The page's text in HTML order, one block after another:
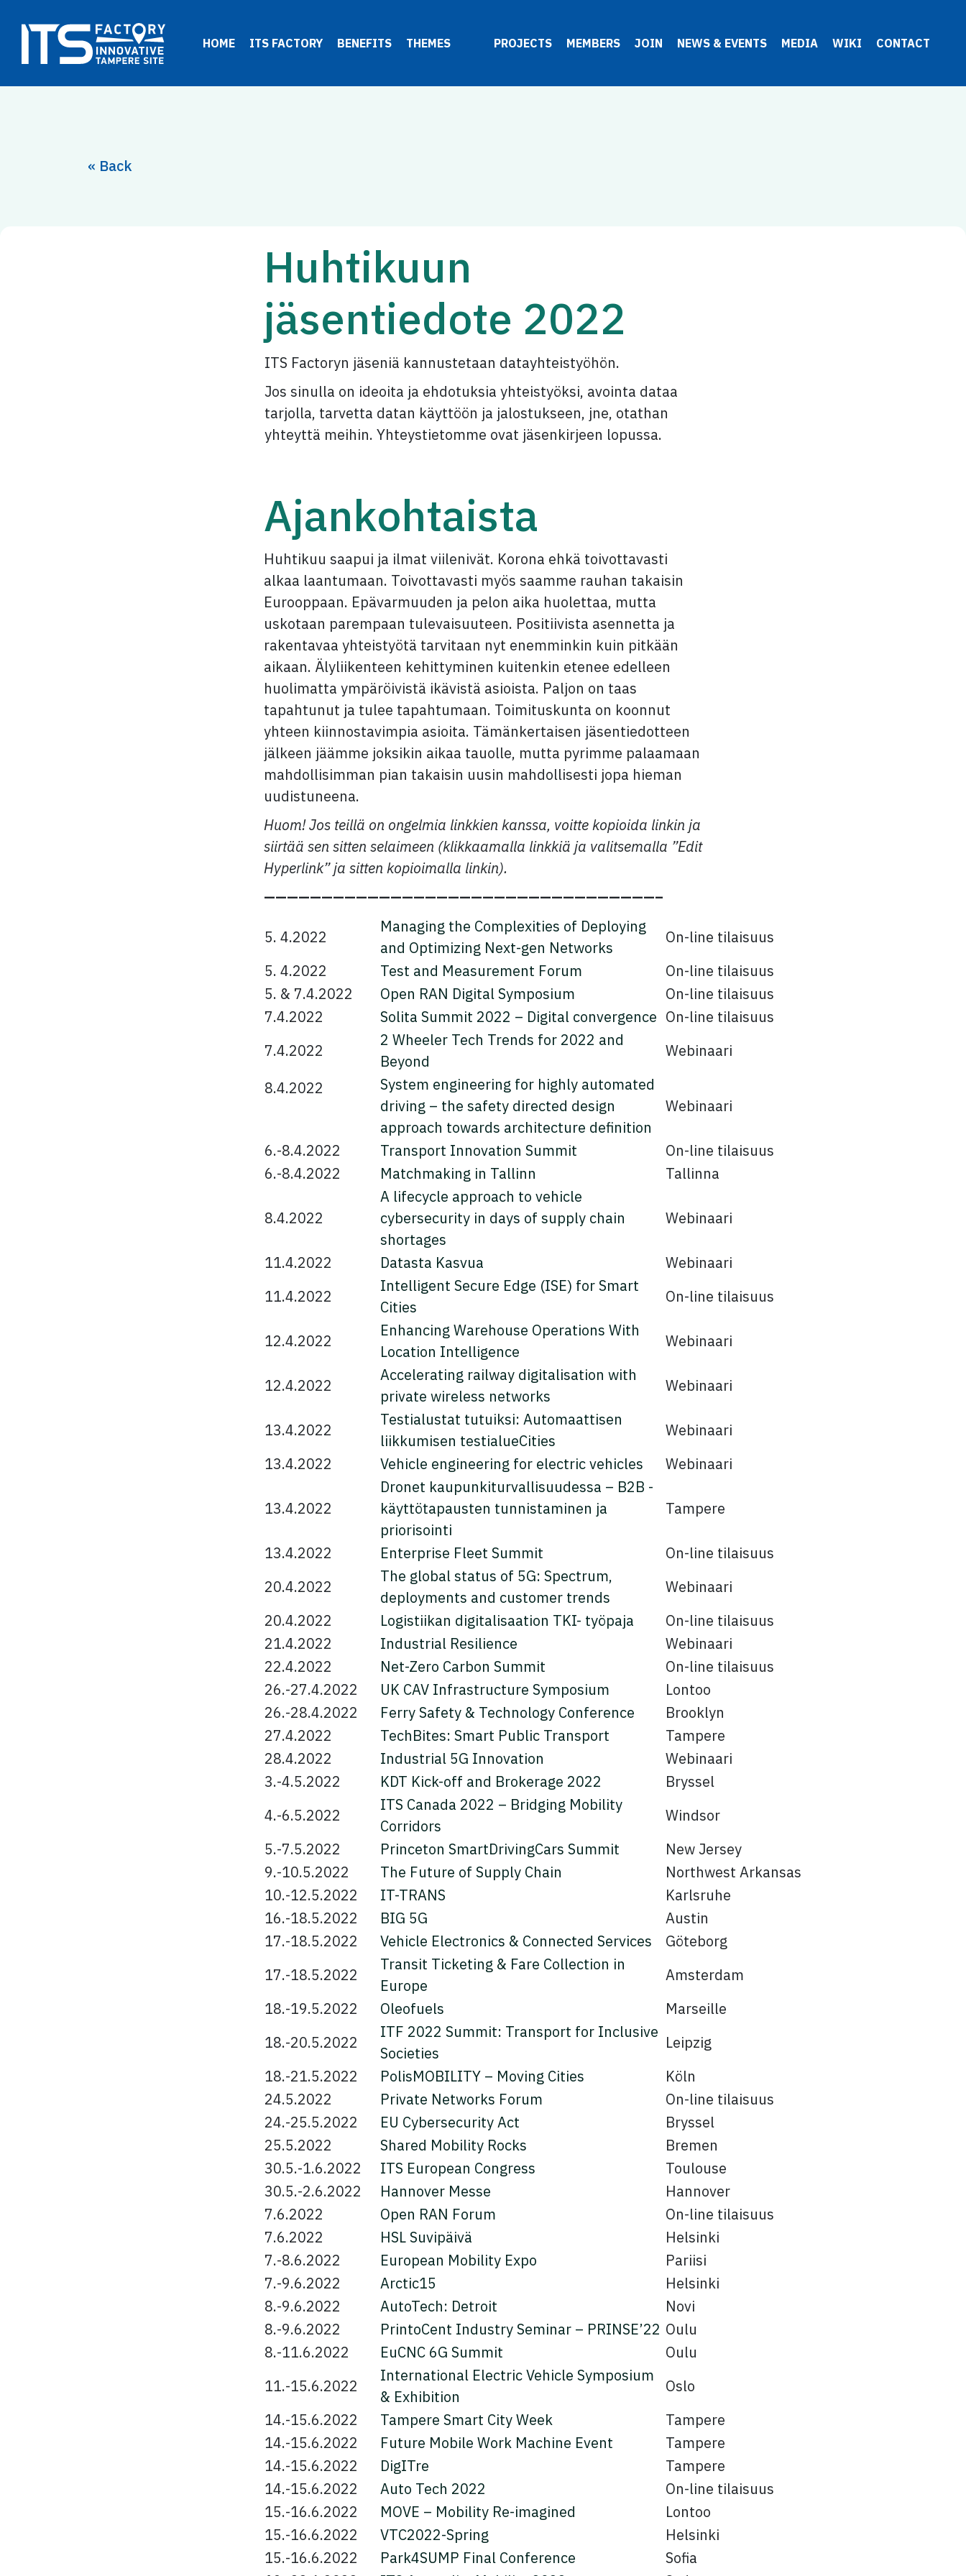
sisältöön
HOME ITS FACTORY BENEFITS THEMES PROJECTS MEMBERS JOIN NEWS & EVENTS MEDIA WIKI CONTACT
« Back
Huhtikuun
jäsentiedote 2022
ITS Factoryn jäseniä kannustetaan datayhteistyöhön.
Jos sinulla on ideoita ja ehdotuksia yhteistyöksi, avointa dataa
tarjolla, tarvetta datan käyttöön ja jalostukseen, jne, otathan
yhteyttä meihin. Yhteystietomme ovat jäsenkirjeen lopussa.
Ajankohtaista
Huhtikuu saapui ja ilmat viilenivät. Korona ehkä toivottavasti
alkaa laantumaan. Toivottavasti myös saamme rauhan takaisin
Eurooppaan. Epävarmuuden ja pelon aika huolettaa, mutta
uskotaan parempaan tulevaisuuteen. Positiivista asennetta ja
rakentavaa yhteistyötä tarvitaan nyt enemminkin kuin pitkään
aikaan. Älyliikenteen kehittyminen kuitenkin etenee edelleen
huolimatta ympäröivistä ikävistä asioista. Paljon on taas
tapahtunut ja tulee tapahtumaan. Toimituskunta on koonnut
yhteen kiinnostavimpia asioita. Tämänkertaisen jäsentiedotteen
jälkeen jäämme joksikin aikaa tauolle, mutta pyrimme palaamaan
mahdollisimman pian takaisin uusin mahdollisesti jopa hieman
uudistuneena.
Huom! Jos teillä on ongelmia linkkien kanssa, voitte kopioida linkin ja
siirtää sen sitten selaimeen (klikkaamalla linkkiä ja valitsemalla ”Edit
Hyperlink” ja sitten kopioimalla linkin).
——————————————————————————————————–
5. 4.2022
Managing the Complexities of Deploying
and Optimizing Next-gen Networks
On-line tilaisuus
5. 4.2022
Test and Measurement Forum
On-line tilaisuus
5. & 7.4.2022
Open RAN Digital Symposium
On-line tilaisuus
7.4.2022
Solita Summit 2022 – Digital convergence On-line tilaisuus
7.4.2022
2 Wheeler Tech Trends for 2022 and
Beyond
Webinaari
8.4.2022
System engineering for highly automated
driving – the safety directed design
approach towards architecture definition
Webinaari
6.-8.4.2022 Transport Innovation Summit
On-line tilaisuus
6.-8.4.2022
Matchmaking in Tallinn Tallinna
8.4.2022
A lifecycle approach to vehicle
cybersecurity in days of supply chain
shortages
Webinaari
11.4.2022 Datasta Kasvua
Webinaari
11.4.2022
Intelligent Secure Edge (ISE) for Smart
Cities
On-line tilaisuus
12.4.2022
Enhancing Warehouse Operations With
Location Intelligence
Webinaari
12.4.2022
Accelerating railway digitalisation with
private wireless networks
Webinaari
13.4.2022
Testialustat tutuiksi: Automaattisen
liikkumisen testialueCities
Webinaari
13.4.2022
Vehicle engineering for electric vehicles Webinaari
13.4.2022
Dronet kaupunkiturvallisuudessa – B2B -
käyttötapausten tunnistaminen ja
priorisointi
Tampere
13.4.2022 Enterprise Fleet Summit
On-line tilaisuus
20.4.2022
The global status of 5G: Spectrum,
deployments and customer trends
Webinaari
20.4.2022
Logistiikan digitalisaation TKI- työpaja
On-line tilaisuus
21.4.2022
Industrial Resilience
Webinaari
22.4.2022
Net-Zero Carbon Summit
On-line tilaisuus
26.-27.4.2022
UK CAV Infrastructure Symposium
Lontoo
26.-28.4.2022
Ferry Safety & Technology Conference
Brooklyn
27.4.2022
TechBites: Smart Public Transport
Tampere
28.4.2022
Industrial 5G Innovation
Webinaari
3.-4.5.2022
KDT Kick-off and Brokerage 2022
Bryssel
4.-6.5.2022
ITS Canada 2022 – Bridging Mobility
Corridors
Windsor
5.-7.5.2022
Princeton SmartDrivingCars Summit
New Jersey
9.-10.5.2022
The Future of Supply Chain
Northwest Arkansas
10.-12.5.2022
IT-TRANS
Karlsruhe
16.-18.5.2022
BIG 5G
Austin
17.-18.5.2022
Vehicle Electronics & Connected Services
Göteborg
17.-18.5.2022
Transit Ticketing & Fare Collection in
Europe
Amsterdam
18.-19.5.2022
Oleofuels
Marseille
18.-20.5.2022
ITF 2022 Summit: Transport for Inclusive
Societies
Leipzig
18.-21.5.2022
PolisMOBILITY – Moving Cities
Köln
24.5.2022
Private Networks Forum
On-line tilaisuus
24.-25.5.2022
EU Cybersecurity Act
Bryssel
25.5.2022
Shared Mobility Rocks
Bremen
30.5.-1.6.2022
ITS European Congress
Toulouse
30.5.-2.6.2022
Hannover Messe
Hannover
7.6.2022
Open RAN Forum
On-line tilaisuus
7.6.2022
HSL Suvipäivä
Helsinki
7.-8.6.2022
European Mobility Expo
Pariisi
7.-9.6.2022
Arctic15
Helsinki
8.-9.6.2022
AutoTech: Detroit
Novi
8.-9.6.2022
PrintoCent Industry Seminar – PRINSE’22 Oulu
8.-11.6.2022
EuCNC 6G Summit
Oulu
11.-15.6.2022
International Electric Vehicle Symposium
& Exhibition
Oslo
14.-15.6.2022
Tampere Smart City Week
Tampere
14.-15.6.2022
Future Mobile Work Machine Event
Tampere
14.-15.6.2022
DigITre
Tampere
14.-15.6.2022
Auto Tech 2022
On-line tilaisuus
15.-16.6.2022
MOVE – Mobility Re-imagined
Lontoo
15.-16.6.2022
VTC2022-Spring
Helsinki
15.-16.6.2022
Park4SUMP Final Conference
Sofia